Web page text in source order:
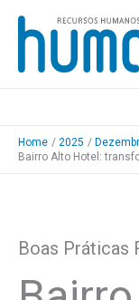
Skip
content
Home 2025
Bairro Alto Hotel:
Boas Práticas